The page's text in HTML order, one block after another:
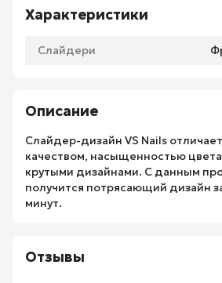
Характеристики
Слайдери
Описание
Слайдер-дизайн VS Nails
качеством, насыщенностью
крутыми дизайнами. С данным
получится потрясающий дизайн
минут.
Отзывы